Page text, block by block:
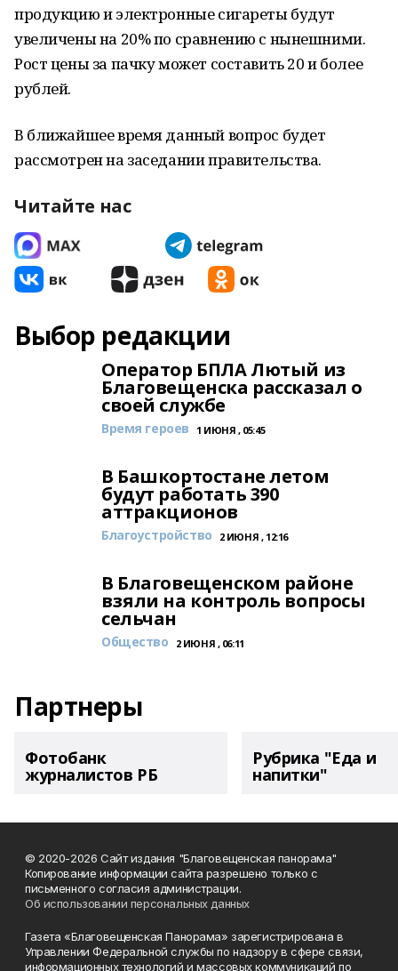
продукцию и электронные сигареты будут
увеличены на 20% по сравнению с нынешними.
Рост цены за пачку может составить 20 и более
рублей.
В ближайшее время данный вопрос будет
рассмотрен на заседании правительства.
Читайте нас
Выбор редакции
Оператор БПЛА Лютый из
Благовещенска рассказал о
своей службе
Время героев 1 ИЮНЯ , 05:45
В Башкортостане летом
будут работать 390
аттракционов
Благоустройство 2 ИЮНЯ , 12:16
В Благовещенском районе
взяли на контроль вопросы
сельчан
Общество 2 ИЮНЯ , 06:11
Партнеры
Фотобанк
журналистов РБ
Рубрика "Еда и
напитки"
© 2020-2026 Сайт издания "Благовещенская панорама"
Копирование информации сайта разрешено только с
письменного согласия администрации.
Об использовании персональных данных
Газета «Благовещенская Панорама» зарегистрирована в
Управлении Федеральной службы по надзору в сфере связи,
информационных технологий и массовых коммуникаций по